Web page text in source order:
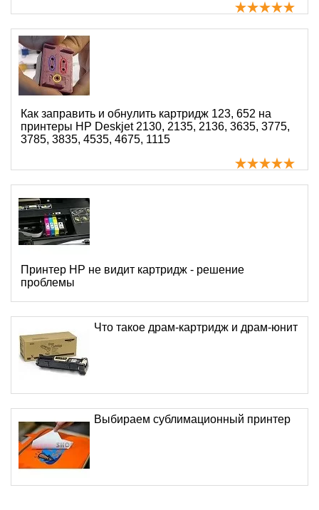
Как заправить и обнулить картридж 123, 652 на
принтеры HP Deskjet 2130, 2135, 2136, 3635, 3775,
3785, 3835, 4535, 4675, 1115
Принтер HP не видит картридж - решение
проблемы
Что такое драм-картридж и драм-юнит
Выбираем сублимационный принтер